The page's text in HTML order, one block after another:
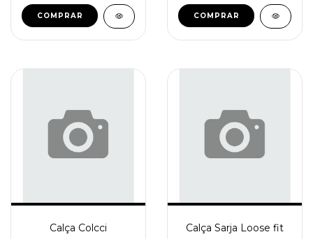
COMPRAR COMPRAR
Calça Colcci Calça Sarja Loose fit